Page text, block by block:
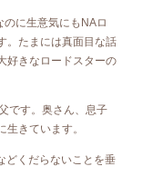
に生意気にもNAロ
。たまには真面目な話
好きなロードスターの
です。奥さん、息子
きています。
どくだらないことを垂